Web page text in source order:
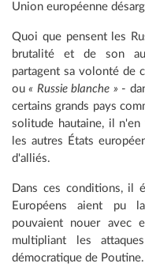
Union européenne
Quoi que pensent les
brutalité et de son
partagent sa volonté de
ou« Russie blanche » -
certains grands pays
solitude hautaine, il n'en
les autres États
d'alliés.
Dans ces conditions, il
Européens aient pu
pouvaient nouer avec
multipliant les
démocratique de Poutine.